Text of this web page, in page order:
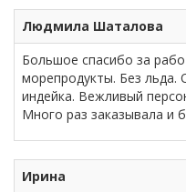
Людмила Шаталова
Большое спасибо за
морепродукты. Без льда.
индейка. Вежливый
Много раз заказывала и
Ирина